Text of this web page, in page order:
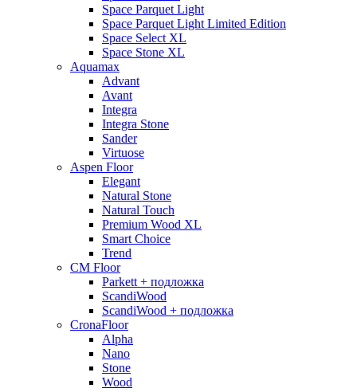
Space Parquet Light
Space Parquet Light Limited Edition
Space Select XL
Space Stone XL
Aquamax
Advant
Avant
Integra
Integra Stone
Sander
Virtuose
Aspen Floor
Elegant
Natural Stone
Natural Touch
Premium Wood XL
Smart Choice
Trend
CM Floor
Parkett + подложка
ScandiWood
ScandiWood + подложка
CronaFloor
Alpha
Nano
Stone
Wood